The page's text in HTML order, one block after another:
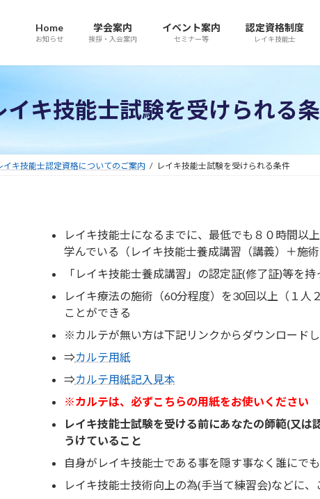
Home
お知らせ
学会案内
挨拶・入会案内
イベント案内
セミナー等
認定資格制度
レイキ技能士
イキ技能士試験を受けられる
イキ技能士認定資格についてのご案内 レイキ技能士試験を受けられる条件
レイキ技能士になるまでに、最低でも８０時間以
学んでいる（レイキ技能士養成講習（講義）＋施術
「レイキ技能士養成講習」の認定証(修了証)等を持
レイキ療法の施術（60分程度）を30回以上（１人
ことができる
※カルテが無い方は下記リンクからダウンロード
⇒カルテ用紙
⇒カルテ用紙記入見本
※カルテは、必ずこちらの用紙をお使いください
レイキ技能士試験を受ける前にあなたの師範(又
うけていること
自身がレイキ技能士である事を隠す事なく誰にで
レイキ技能士技術向上の為(手当て練習会)などに